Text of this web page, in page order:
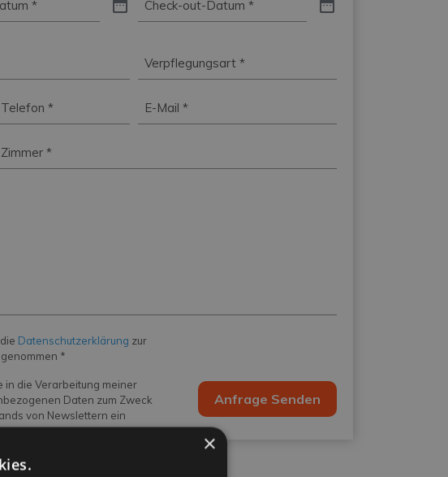
out-
Verpflegungsart
E-
Mail*
Datenschutzerklärung zur
*
in die Verarbeitung meiner
Daten zum Zweck
von Newslettern ein
Anfrage Senden
×